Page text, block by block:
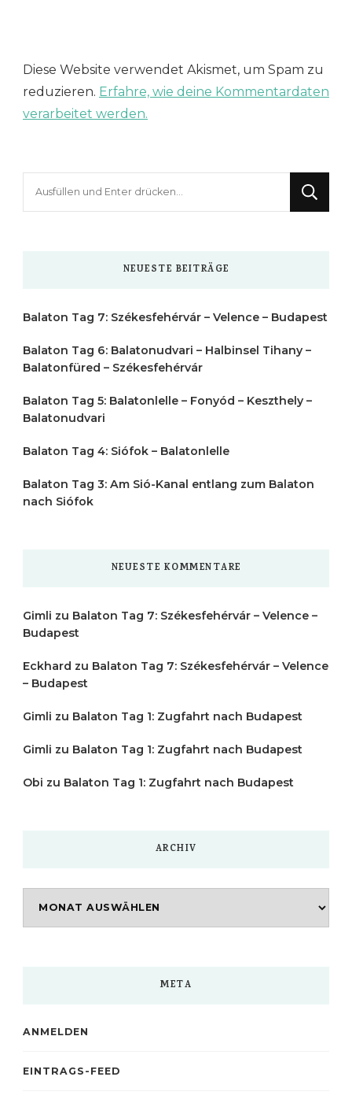
Diese Website verwendet Akismet, um Spam zu
reduzieren. Erfahre, wie deine Kommentardaten
verarbeitet werden.
NEUESTE BEITRÄGE
Balaton Tag 7: Székesfehérvár – Velence – Budapest
Balaton Tag 6: Balatonudvari – Halbinsel Tihany –
Balatonfüred – Székesfehérvár
Balaton Tag 5: Balatonlelle – Fonyód – Keszthely –
Balatonudvari
Balaton Tag 4: Siófok – Balatonlelle
Balaton Tag 3: Am Sió-Kanal entlang zum Balaton
nach Siófok
NEUESTE KOMMENTARE
Gimli zu Balaton Tag 7: Székesfehérvár – Velence –
Budapest
Eckhard zu Balaton Tag 7: Székesfehérvár – Velence
– Budapest
Gimli zu Balaton Tag 1: Zugfahrt nach Budapest
Gimli zu Balaton Tag 1: Zugfahrt nach Budapest
Obi zu Balaton Tag 1: Zugfahrt nach Budapest
ARCHIV
META
ANMELDEN
EINTRAGS-FEED